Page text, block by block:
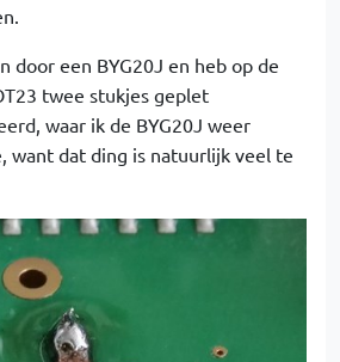
door een BYG20J en heb op de
twee stukjes geplet
waar ik de BYG20J weer
want dat ding is natuurlijk veel te